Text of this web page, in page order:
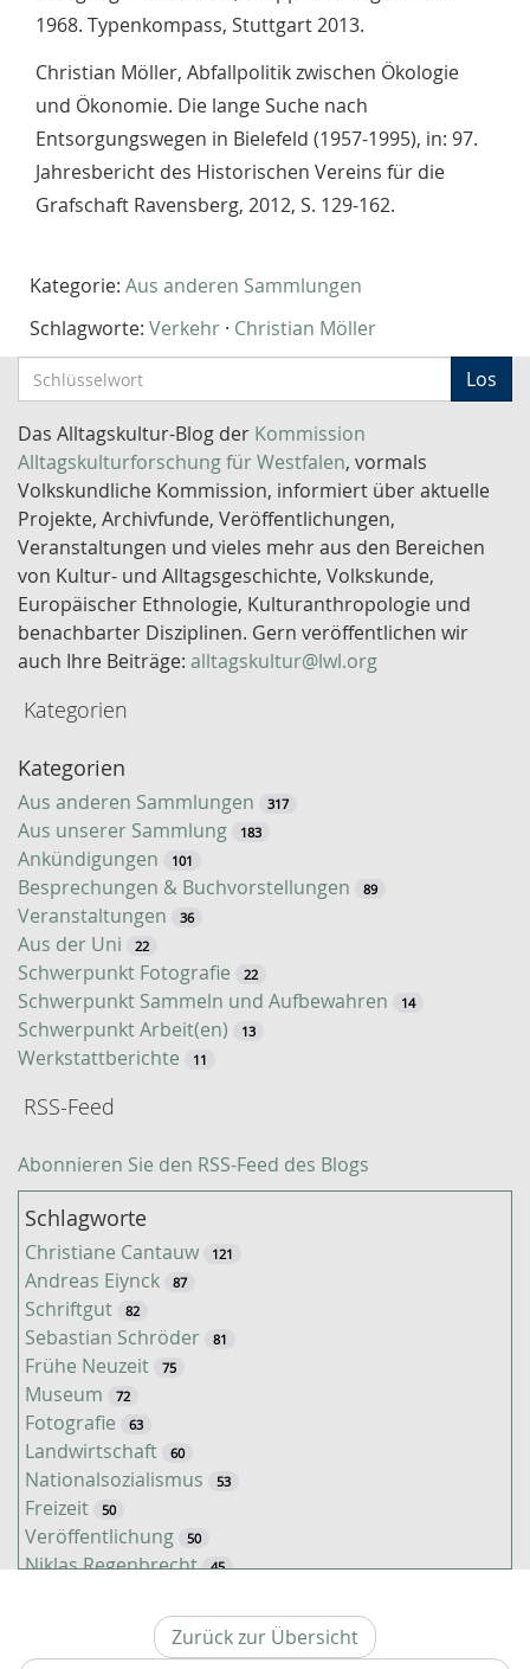
1968. Typenkompass, Stuttgart 2013.
Christian Möller, Abfallpolitik zwischen Ökologie
und Ökonomie. Die lange Suche nach
Entsorgungswegen in Bielefeld (1957-1995), in: 97.
Jahresbericht des Historischen Vereins für die
Grafschaft Ravensberg, 2012, S. 129-162.
Kategorie: Aus anderen Sammlungen
Schlagworte: Verkehr · Christian Möller
c
h
l
ü
s
s
e
l
w
o
S
u
c
h
e
Los
Das Alltagskultur-Blog der Kommission
Alltagskulturforschung für Westfalen, vormals
Volkskundliche Kommission, informiert über aktuelle
Projekte, Archivfunde, Veröffentlichungen,
Veranstaltungen und vieles mehr aus den Bereichen
von Kultur- und Alltagsgeschichte, Volkskunde,
Europäischer Ethnologie, Kulturanthropologie und
benachbarter Disziplinen. Gern veröffentlichen wir
auch Ihre Beiträge: alltagskultur@lwl.org
Kategorien
Kategorien
Aus anderen Sammlungen 317
Aus unserer Sammlung 183
Ankündigungen 101
Besprechungen & Buchvorstellungen 89
Veranstaltungen 36
Aus der Uni 22
Schwerpunkt Fotografie 22
Schwerpunkt Sammeln und Aufbewahren 14
Schwerpunkt Arbeit(en) 13
Werkstattberichte 11
RSS-Feed
Abonnieren Sie den RSS-Feed des Blogs
Schlagworte
Christiane Cantauw 121
Andreas Eiynck 87
Schriftgut 82
Sebastian Schröder 81
Frühe Neuzeit 75
Museum 72
Fotografie 63
Landwirtschaft 60
Nationalsozialismus 53
Freizeit 50
Veröffentlichung 50
Niklas Regenbrecht 45
Zurück zur Übersicht